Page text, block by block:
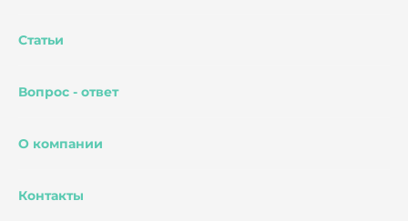
Статьи
Вопрос - ответ
О компании
Контакты